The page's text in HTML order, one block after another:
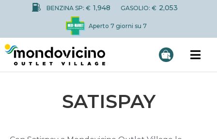
BENZINA SP: € 1,948 GASOLIO: € 2,053
Aperto 7 giorni su 7
SATISPAY